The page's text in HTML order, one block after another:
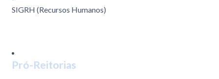
SIGRH (Recursos Humanos)
Pró-Reitorias